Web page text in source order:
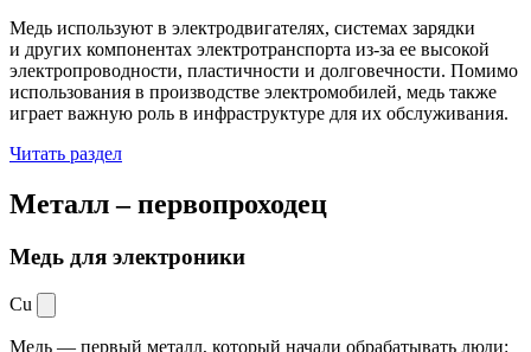
Медь используют в электродвигателях, системах зарядки
и других компонентах электротранспорта из-за ее высокой
электропроводности, пластичности и долговечности. Помимо
использования в производстве электромобилей, медь также
играет важную роль в инфраструктуре для их обслуживания.
Читать раздел
Металл –первопроходец
Медь для электроники
Cu
Медь — первый металл, который начали обрабатывать люди: